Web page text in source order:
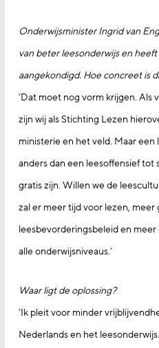
Onderwijsminister Ingrid van
van beter leesonderwijs en
aangekondigd. Hoe concreet is
‘Dat moet nog vorm krijgen. Als
zijn wij als Stichting Lezen
ministerie en het veld. Maar
anders dan een leesoffensief tot
gratis zijn. Willen we de
zal er meer tijd voor lezen, meer
leesbevorderingsbeleid en
alle onderwijsniveaus.’
Waar ligt de oplossing?
‘Ik pleit voor minder
Nederlands en het